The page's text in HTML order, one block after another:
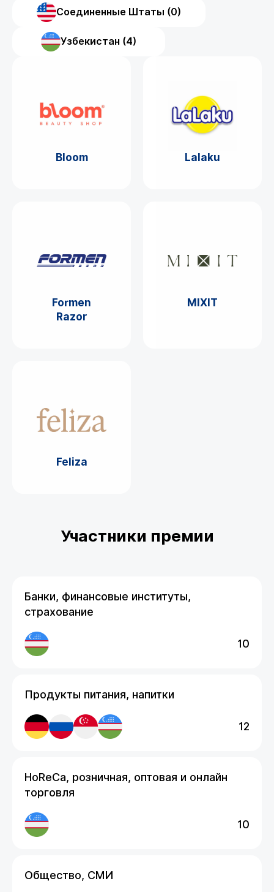
Соединенные Штаты (0)
Узбекистан (4)
Bloom Lalaku
Formen
Razor
MIXIT
Feliza
Участники премии
Банки, финансовые институты,
страхование
10
Продукты питания, напитки
12
HoReCa, розничная, оптовая и онлайн
торговля
10
Общество, СМИ